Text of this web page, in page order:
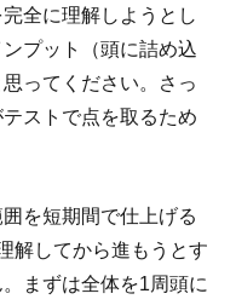
全に理解しようとし
プット（頭に詰め込
ってください。さっ
ストで点を取るため
を短期間で仕上げる
解してから進もうとす
まずは全体を1周頭に